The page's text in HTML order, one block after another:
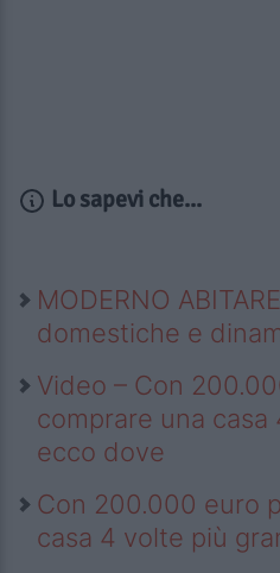
Lo sapevi che...
MODERNO
domestiche e
Video – Con
comprare una
ecco dove
Con 200.000 euro
casa 4 volte più